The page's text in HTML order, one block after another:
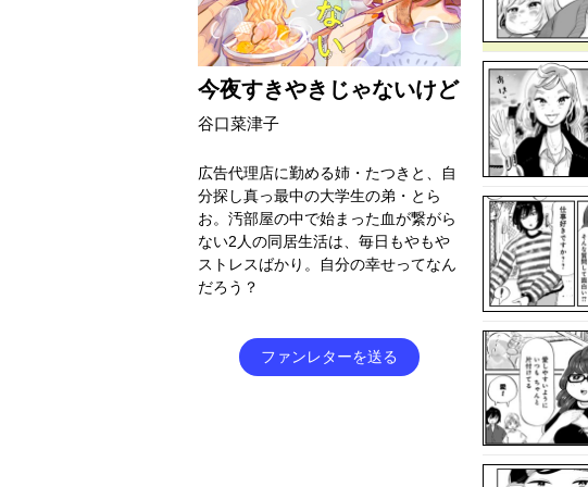
今夜すきやきじゃないけど
谷口菜津子
広告代理店に勤める姉・たつきと、自
分探し真っ最中の大学生の弟・とら
お。汚部屋の中で始まった血が繋がら
ない2人の同居生活は、毎日もやもや
ストレスばかり。自分の幸せってなん
だろう？
ファンレターを送る